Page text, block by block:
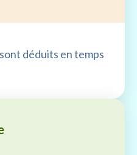
déduits en temps